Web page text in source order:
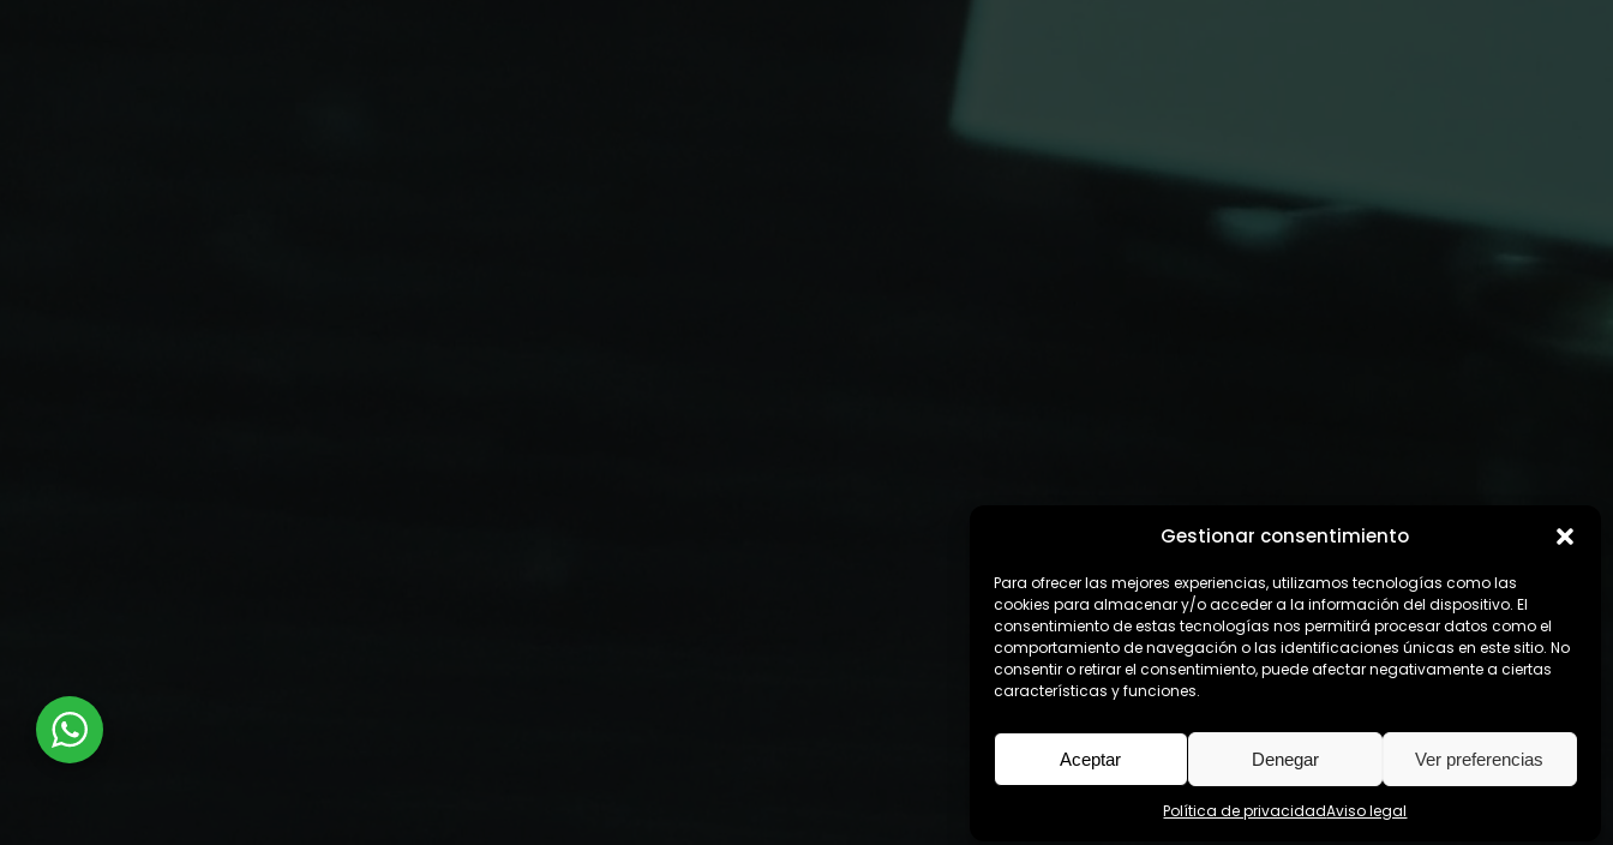
Gestionar consentimiento
Para ofrecer las mejores experiencias, utilizamos tecnologías como las
cookies para almacenar y/o acceder a la información del dispositivo. El
consentimiento de estas tecnologías nos permitirá procesar datos como el
comportamiento de navegación o las identificaciones únicas en este sitio. No
consentir o retirar el consentimiento, puede afectar negativamente a ciertas
características y funciones.
Aceptar Denegar Ver preferencias
Política de privacidadAviso legal